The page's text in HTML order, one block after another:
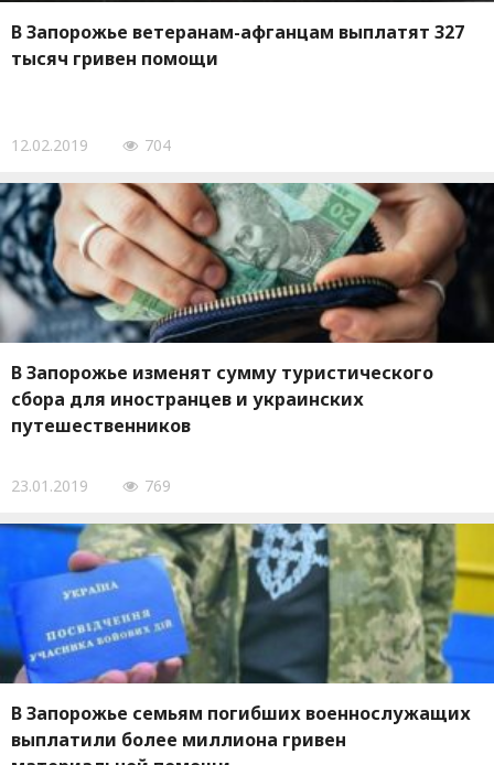
В Запорожье ветеранам-афганцам выплатят 327
тысяч гривен помощи
12.02.2019 704
В Запорожье изменят сумму туристического
сбора для иностранцев и украинских
путешественников
23.01.2019 769
В Запорожье семьям погибших военнослужащих
выплатили более миллиона гривен